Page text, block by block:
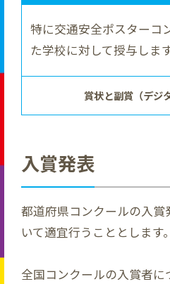
特に交通安全ポスターコ
た学校に対して授与します
賞状と副賞（デジ
入賞発表
都道府県コンクールの入
いて適宜行うこととします。
全国コンクールの入賞者に